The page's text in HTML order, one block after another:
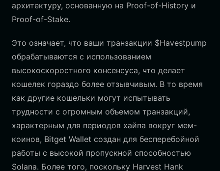
архитектуру, основанную на Proof-of-History и
Proof-of-Stake.
Это означает, что ваши транзакции $Havestpump
обрабатываются с использованием
высокоскоростного консенсуса, что делает
кошелек гораздо более отзывчивым. В то время
как другие кошельки могут испытывать
трудности с огромным объемом транзакций,
характерным для периодов хайпа вокруг мем-
коинов, Bitget Wallet создан для бесперебойной
работы с высокой пропускной способностью
Solana. Более того, поскольку Harvest Hank